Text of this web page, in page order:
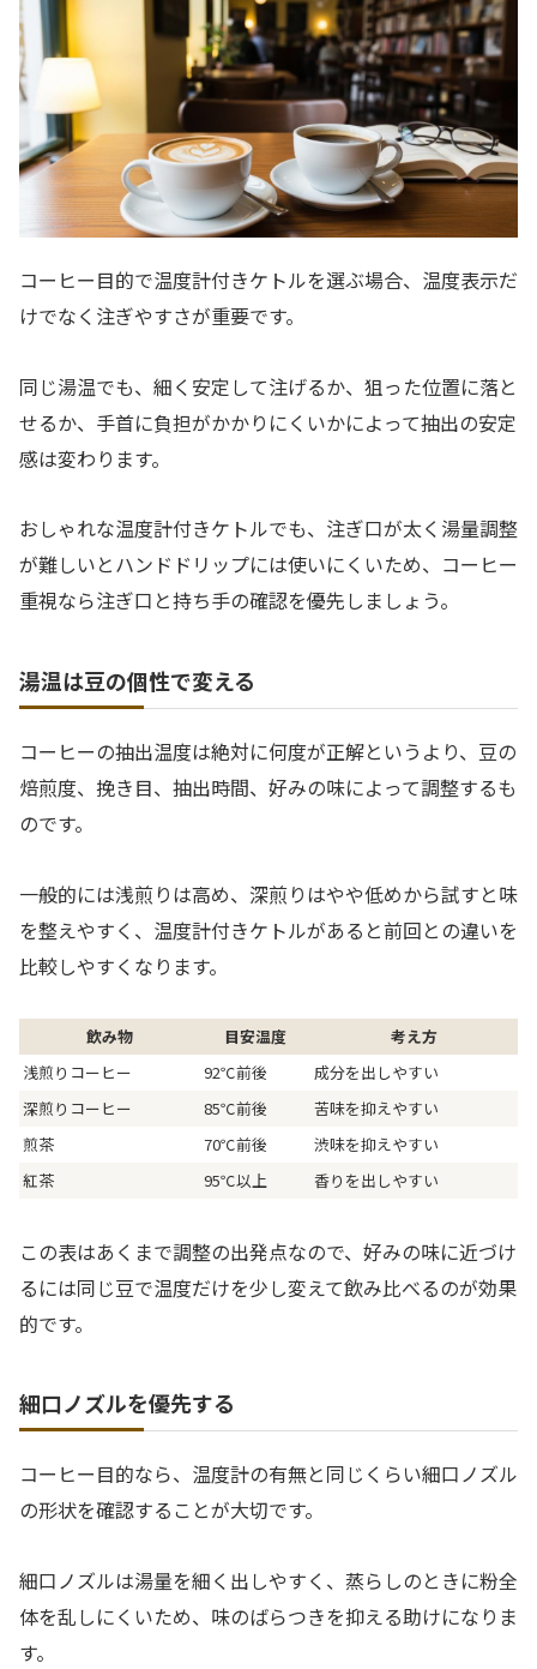
コーヒー目的で温度計付きケトルを選ぶ場合、温度表示だ
けでなく注ぎやすさが重要です。
同じ湯温でも、細く安定して注げるか、狙った位置に落と
せるか、手首に負担がかかりにくいかによって抽出の安定
感は変わります。
おしゃれな温度計付きケトルでも、注ぎ口が太く湯量調整
が難しいとハンドドリップには使いにくいため、コーヒー
重視なら注ぎ口と持ち手の確認を優先しましょう。
湯温は豆の個性で変える
コーヒーの抽出温度は絶対に何度が正解というより、豆の
焙煎度、挽き目、抽出時間、好みの味によって調整するも
のです。
一般的には浅煎りは高め、深煎りはやや低めから試すと味
を整えやすく、温度計付きケトルがあると前回との違いを
比較しやすくなります。
飲み物 目安温度
考え方
浅煎りコーヒー
92℃前後
成分を出しやすい
深煎りコーヒー
85℃前後
苦味を抑えやすい
煎茶
70℃前後
渋味を抑えやすい
紅茶
95℃以上 香りを出しやすい
この表はあくまで調整の出発点なので、好みの味に近づけ
るには同じ豆で温度だけを少し変えて飲み比べるのが効果
的です。
細口ノズルを優先する
コーヒー目的なら、温度計の有無と同じくらい細口ノズル
の形状を確認することが大切です。
細口ノズルは湯量を細く出しやすく、蒸らしのときに粉全
体を乱しにくいため、味のばらつきを抑える助けになりま
す。